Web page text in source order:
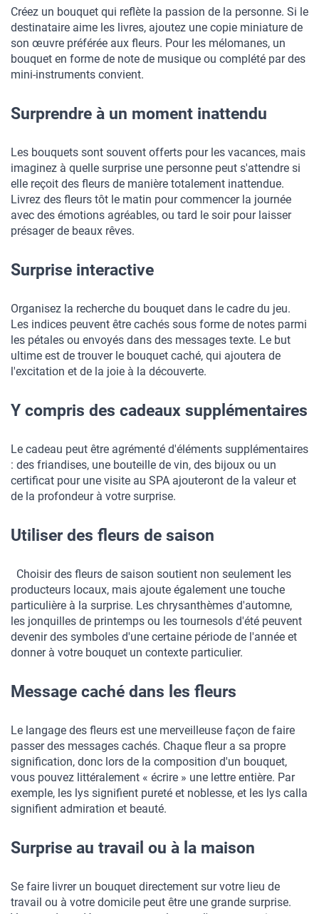
Créez un bouquet qui reflète la passion de la personne. Si le
destinataire aime les livres, ajoutez une copie miniature de
son œuvre préférée aux fleurs. Pour les mélomanes, un
bouquet en forme de note de musique ou complété par des
mini-instruments convient.
Surprendre à un moment inattendu
Les bouquets sont souvent offerts pour les vacances, mais
imaginez à quelle surprise une personne peut s'attendre si
elle reçoit des fleurs de manière totalement inattendue.
Livrez des fleurs tôt le matin pour commencer la journée
avec des émotions agréables, ou tard le soir pour laisser
présager de beaux rêves.
Surprise interactive
Organisez la recherche du bouquet dans le cadre du jeu.
Les indices peuvent être cachés sous forme de notes parmi
les pétales ou envoyés dans des messages texte. Le but
ultime est de trouver le bouquet caché, qui ajoutera de
l'excitation et de la joie à la découverte.
Y compris des cadeaux supplémentaires
Le cadeau peut être agrémenté d'éléments supplémentaires
: des friandises, une bouteille de vin, des bijoux ou un
certificat pour une visite au SPA ajouteront de la valeur et
de la profondeur à votre surprise.
Utiliser des fleurs de saison
Choisir des fleurs de saison soutient non seulement les
producteurs locaux, mais ajoute également une touche
particulière à la surprise. Les chrysanthèmes d'automne,
les jonquilles de printemps ou les tournesols d'été peuvent
devenir des symboles d'une certaine période de l'année et
donner à votre bouquet un contexte particulier.
Message caché dans les fleurs
Le langage des fleurs est une merveilleuse façon de faire
passer des messages cachés. Chaque fleur a sa propre
signification, donc lors de la composition d'un bouquet,
vous pouvez littéralement « écrire » une lettre entière. Par
exemple, les lys signifient pureté et noblesse, et les lys calla
signifient admiration et beauté.
Surprise au travail ou à la maison
Se faire livrer un bouquet directement sur votre lieu de
travail ou à votre domicile peut être une grande surprise.